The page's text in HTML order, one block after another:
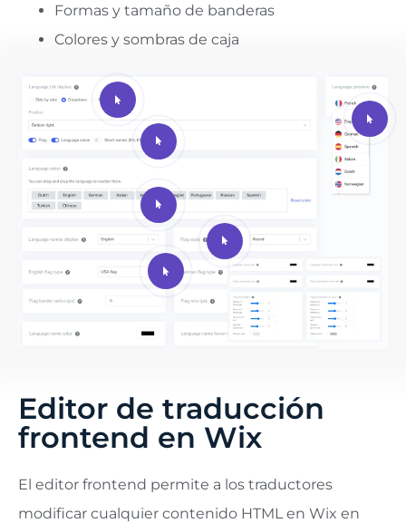
Formas y tamaño de banderas
Colores y sombras de caja
Editor de traducción
frontend en Wix
El editor frontend permite a los traductores
modificar cualquier contenido HTML en Wix en